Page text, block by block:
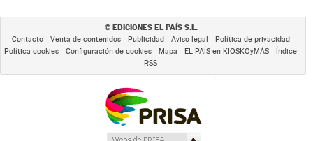
© EDICIONES EL PAÍS S.L.
Contacto Venta de contenidos Publicidad Aviso legal
Política de privacidad
Política cookies
Configuración de cookies Mapa EL PAÍS en KIOSKOyMÁS
Índice
RSS